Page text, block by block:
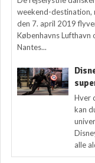
weekend-destination,
den 7. april 2019
Københavns Lufthavn
Nantes...
Hver
kan
alle